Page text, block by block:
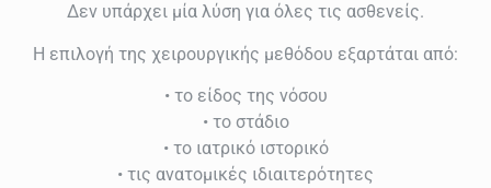
Δεν υπάρχει μία λύση για όλες τις ασθενείς.
Η επιλογή της χειρουργικής μεθόδου εξαρτάται από:
• το είδος της νόσου
• το στάδιο
• το ιατρικό ιστορικό
• τις ανατομικές ιδιαιτερότητες